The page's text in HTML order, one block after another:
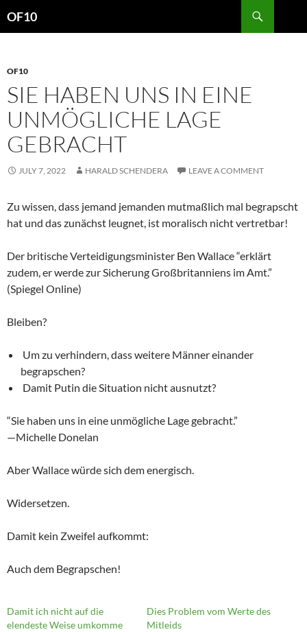
OF10
OF10
SIE HABEN UNS IN EINE
UNMÖGLICHE LAGE
GEBRACHT
JULY 7, 2022 HARALD SCHENDERA LEAVE A COMMENT
Zu wissen, dass jemand jemanden mutmaßlich mal begrapscht
hat und das zunächst leugnet, ist moralisch nicht vertretbar!
Der britische Verteidigungsminister Ben Wallace “erklärt
zudem, er werde zur Sicherung Großbritanniens im Amt.”
(Spiegel Online)
Bleiben?
Um zu verhindern, dass weitere Männer einander
begrapschen?
Damit Putin die Situation nicht ausnutzt?
“Sie haben uns in eine unmögliche Lage gebracht.”
—Michelle Donelan
Aber Wallace würde sich dem energisch.
Widersetzen.
Damit kein Zweifel aufkommt:
Auch dem Begrapschen!
Damit ich nicht auf die
elendeste Weise umkomme
Dies Problem vom Werte des
Mitleids